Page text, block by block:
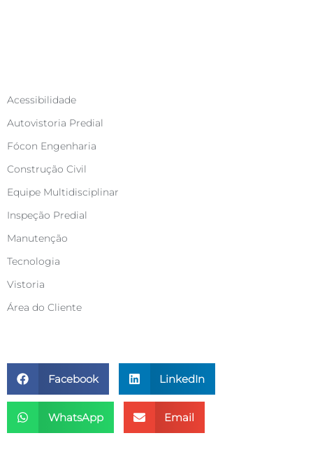
Acessibilidade
Autovistoria Predial
Fócon Engenharia
Construção Civil
Equipe Multidisciplinar
Inspeção Predial
Manutenção
Tecnologia
Vistoria
Área do Cliente
Facebook LinkedIn
WhatsApp Email